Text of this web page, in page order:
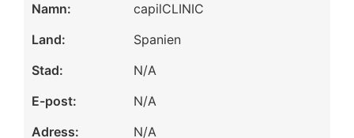
Namn:
Land:
Stad:
E-post:
Adress:
capilCLINIC
Spanien
N/A
N/A
N/A